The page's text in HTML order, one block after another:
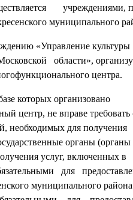
учреждениями,
муниципального
«Управление культуры
области»,
центра.
которых организовано
центр, не вправе требовать
необходимых для получения
органы (органы
услуг, включенных в
для
муниципального района